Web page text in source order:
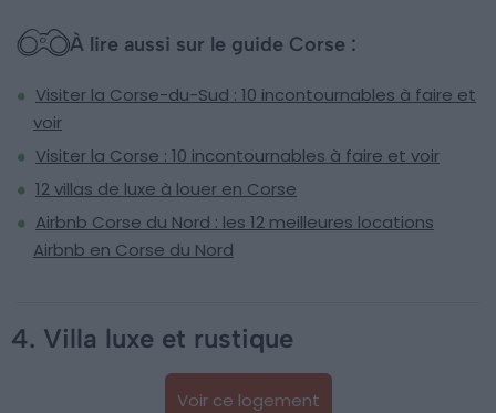
À lire aussi sur le guide Corse :
Visiter la Corse-du-Sud : 10 incontournables à faire et
voir
Visiter la Corse : 10 incontournables à faire et voir
12 villas de luxe à louer en Corse
Airbnb Corse du Nord : les 12 meilleures locations
Airbnb en Corse du Nord
4. Villa luxe et rustique
Voir ce logement